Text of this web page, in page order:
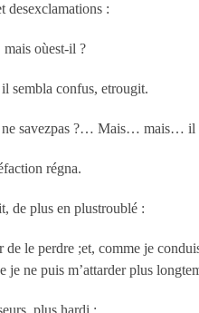
desexclamations :
oùest-il ?
sembla confus, etrougit.
savezpas ?… Mais… mais… il
régna.
de plus en plustroublé :
de le perdre ;et, comme je
je ne puis m’attarder plus
plus hardi :